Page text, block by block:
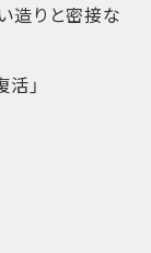
造りと密接な
」